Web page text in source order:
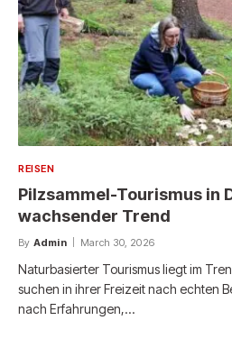
REISEN
Pilzsammel-Tourismus in
wachsender Trend
By Admin March 30, 2026
Naturbasierter Tourismus liegt im
suchen in ihrer Freizeit nach echten
nach Erfahrungen,…